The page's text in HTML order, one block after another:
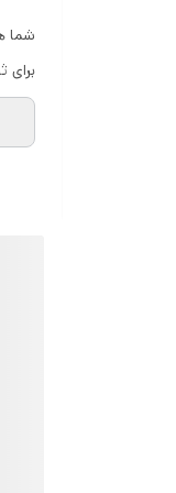
شما
برای